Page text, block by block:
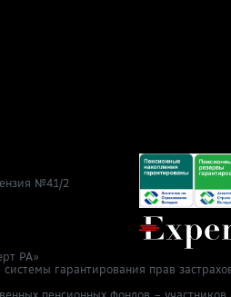
№41/2
РА»
гарантирования прав